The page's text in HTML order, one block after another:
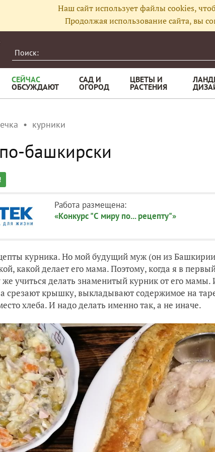
Наш сайт использует файлы cookies,
Продолжая использование сайта, вы
СЕЙЧАС
ОБСУЖДАЮТ
САД И
ОГОРОД
ЦВЕТЫ И
РАСТЕНИЯ
курники
башкирски
Работа размещена:
«Конкурс "С миру по... рецепту"»
курника. Но мой будущий муж (он из Башкирии)
какой делает его мама. Поэтому, когда я в
учиться делать знаменитый курник от его мамы.
срезают крышку, выкладывают содержимое на
хлеба. И надо делать именно так, а не иначе.